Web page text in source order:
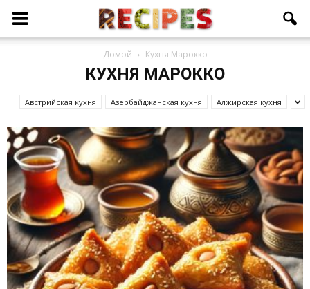
Домой Кухня Марокко
КУХНЯ МАРОККО
Австрийская кухня Азербайджанcкая кухня Алжирская кухня